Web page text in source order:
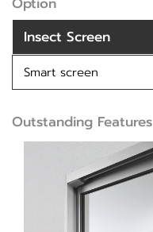
Insect Screen
Smart screen
Outstanding Features